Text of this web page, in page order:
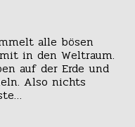
alle bösen
in den Weltraum.
auf der Erde und
Also nichts